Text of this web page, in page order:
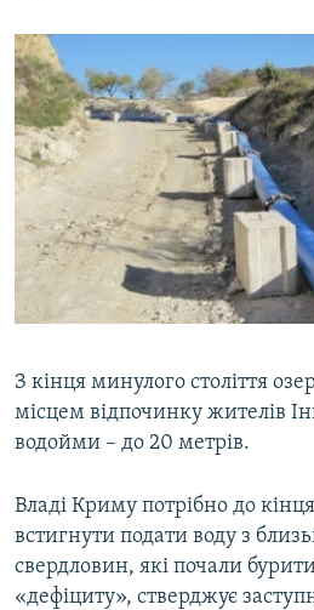
З кінця минулого століття
місцем відпочинку жителів
водойми – до 20 метрів.
Владі Криму потрібно до
встигнути подати воду з
свердловин, які почали бурити
«дефіциту», стверджує